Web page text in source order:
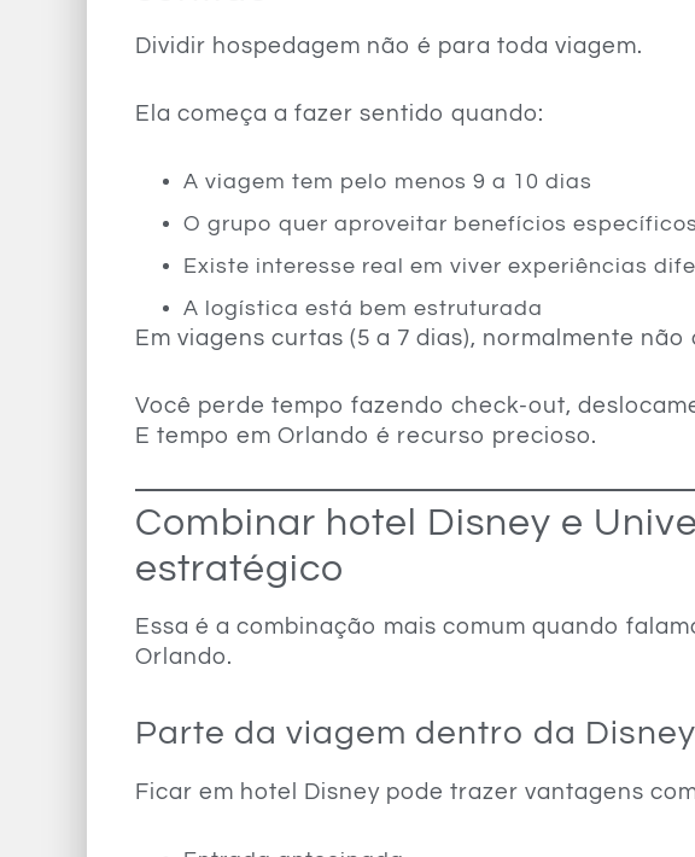
Dividir hospedagem não é para toda viagem.
Ela começa a fazer sentido quando:
A viagem tem pelo menos 9 a 10 dias
O grupo quer aproveitar benefícios
Existe interesse real em viver experiências
A logística está bem estruturada
Em viagens curtas (5 a 7 dias), normalmente não
Você perde tempo fazendo check-out,
E tempo em Orlando é recurso precioso.
Combinar hotel Disney e
estratégico
Essa é a combinação mais comum quando
Orlando.
Parte da viagem dentro da Disney
Ficar em hotel Disney pode trazer vantagens